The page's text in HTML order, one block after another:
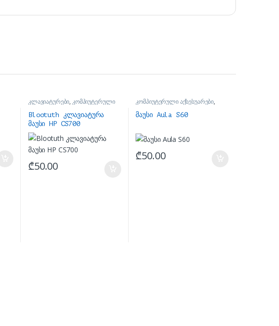
კლავიატურები,კომპიუტერული
აქსესუარები
Blootuth კლავიატურა
მაუსი HP CS700
₾50.00
კომპიუტერული აქსესუარები,
მაუსები
მაუსი Aula S60
₾50.00